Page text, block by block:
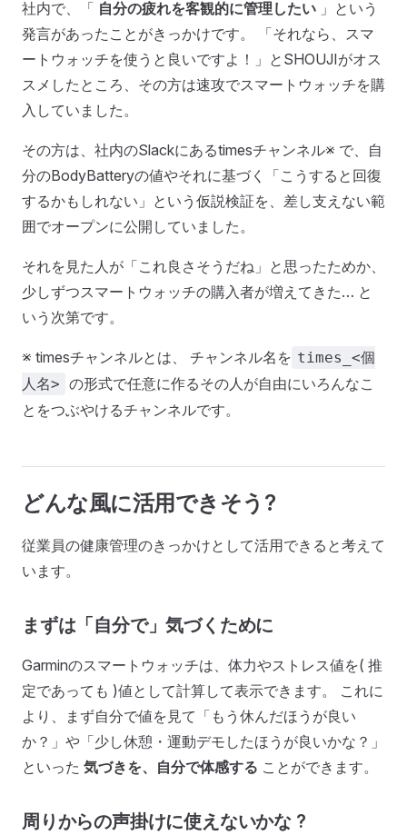
社内で、「 自分の疲れを客観的に管理したい 」という
発言があったことがきっかけです。 「それなら、スマ
ートウォッチを使うと良いですよ！」とSHOUJIがオス
スメしたところ、その方は速攻でスマートウォッチを購
入していました。
その方は、社内のSlackにあるtimesチャンネル※ で、自
分のBodyBatteryの値やそれに基づく「こうすると回復
するかもしれない」という仮説検証を、差し支えない範
囲でオープンに公開していました。
それを見た人が「これ良さそうだね」と思ったためか、
少しずつスマートウォッチの購入者が増えてきた… と
いう次第です。
※ timesチャンネルとは、 チャンネル名を times_<個
人名> の形式で任意に作るその人が自由にいろんなこ
とをつぶやけるチャンネルです。
どんな風に活用できそう?
従業員の健康管理のきっかけとして活用できると考えて
います。
まずは「自分で」気づくために
Garminのスマートウォッチは、体力やストレス値を( 推
定であっても )値として計算して表示できます。 これに
より、まず自分で値を見て「もう休んだほうが良い
か？」や「少し休憩・運動デモしたほうが良いかな？」
といった 気づきを、自分で体感する ことができます。
周りからの声掛けに使えないかな ?